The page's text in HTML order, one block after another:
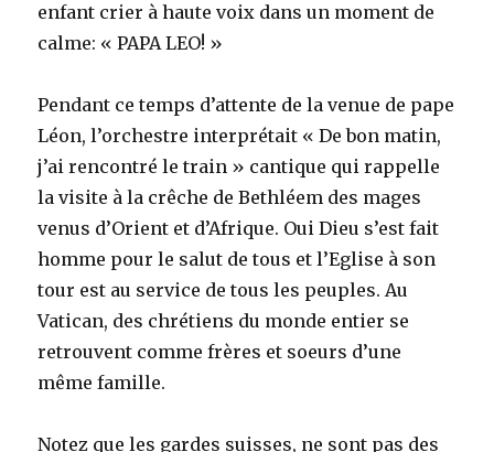
enfant crier à haute voix dans un moment de
calme: « PAPA LEO! »
Pendant ce temps d’attente de la venue de pape
Léon, l’orchestre interprétait « De bon matin,
j’ai rencontré le train » cantique qui rappelle
la visite à la crêche de Bethléem des mages
venus d’Orient et d’Afrique. Oui Dieu s’est fait
homme pour le salut de tous et l’Eglise à son
tour est au service de tous les peuples. Au
Vatican, des chrétiens du monde entier se
retrouvent comme frères et soeurs d’une
même famille.
Notez que les gardes suisses, ne sont pas des